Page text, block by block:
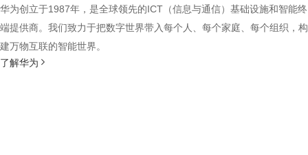
华为创立于1987年，是全球领先的ICT（信息与通信）基础设施和智能终
端提供商。我们致力于把数字世界带入每个人、每个家庭、每个组织，构
建万物互联的智能世界。
了解华为